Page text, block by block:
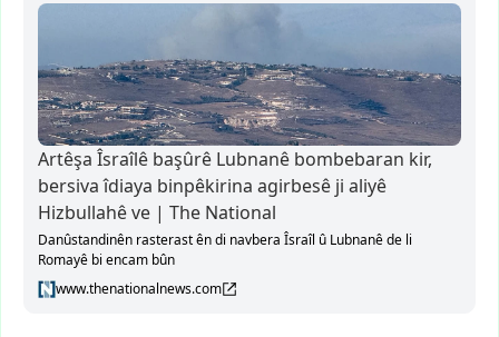
Artêşa Îsraîlê başûrê Lubnanê bombebaran kir,
bersiva îdiaya binpêkirina agirbesê ji aliyê
Hizbullahê ve | The National
Danûstandinên rasterast ên di navbera Îsraîl û Lubnanê de li
Romayê bi encam bûn
www.thenationalnews.com